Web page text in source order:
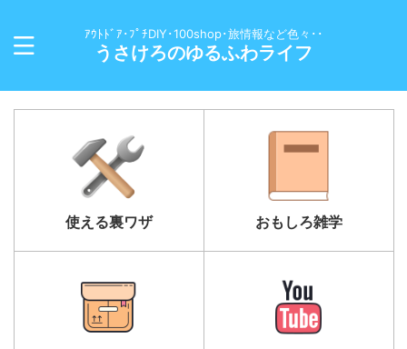
ｱｳﾄﾄﾞｱ･ﾌﾟﾁDIY･100shop･旅情報など色々･･
うさけろのゆるふわライフ
使える裏ワザ おもしろ雑学